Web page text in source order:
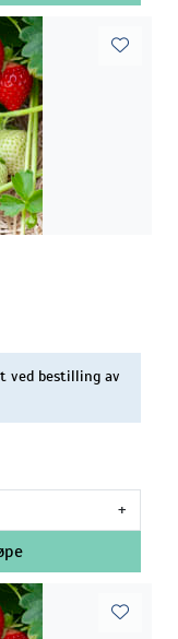
ved bestilling av
+